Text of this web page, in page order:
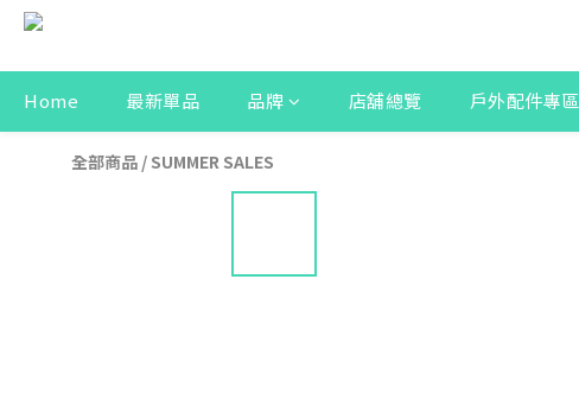
Home 最新單品 品牌 店舖總覽 戶外配件專區
全部商品 / SUMMER SALES